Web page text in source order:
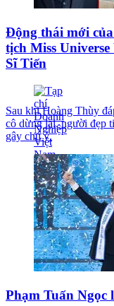
Động thái mới
tịch Miss
Sĩ Tiến
Sau khi Hoàng Thùy
cô dừng lại, người đẹp
gây chú ý.
Phạm Tuấn Ngọc